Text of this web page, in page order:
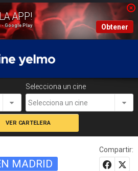
Google Play Obtener
Selecciona un cine
Selecciona un cine
MADRID
Compartir: